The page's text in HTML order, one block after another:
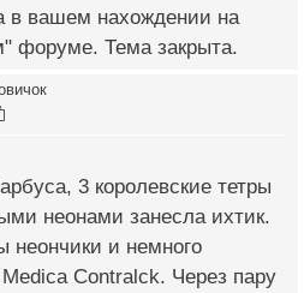
в вашем нахождении на
форуме. Тема закрыта.
3 королевские тетры
неонами занесла ихтик.
и немного
Contralck. Через пару